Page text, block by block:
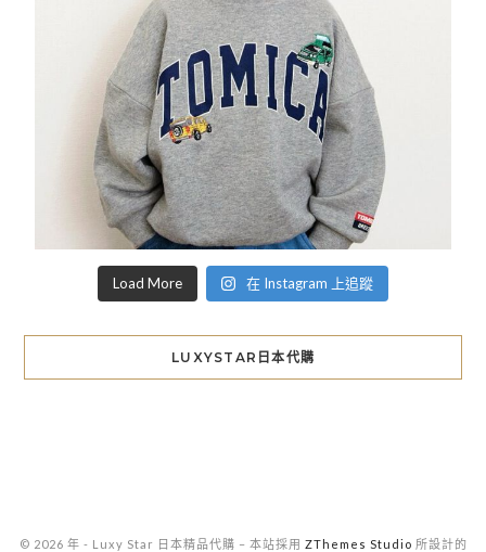
Load More 在 Instagram 上追蹤
LUXYSTAR日本代購
© 2026 年 - Luxy Star 日本精品代購 – 本站採用 ZThemes Studio 所設計的